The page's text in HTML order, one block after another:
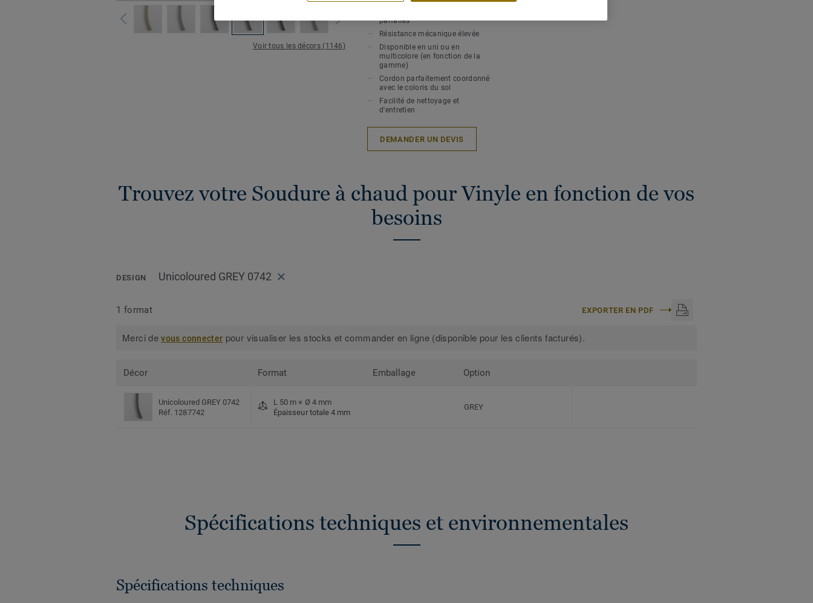
Voir tous les décors (1146)
Soudure à chaud pour une
parfaites
Résistance mécanique élevée
Disponible en uni ou en
multicolore (en fonction de la
gamme)
Cordon parfaitement coordonné
avec le coloris du sol
Facilité de nettoyage et
d'entretien
DEMANDER UN DEVIS
Trouvez votre Soudure à chaud pour Vinyle en fonction de vos
besoins
DESIGN Unicoloured GREY 0742
1 format EXPORTER EN PDF
Merci devous connecter pour visualiser les stocks et commander en ligne (disponible pour les clients facturés).
Décor Format Emballage Option
Unicoloured GREY 0742
Réf. 1287742
L 50 m × Ø 4 mm
Épaisseur totale 4 mm
GREY
Spécifications techniques et environnementales
Spécifications techniques